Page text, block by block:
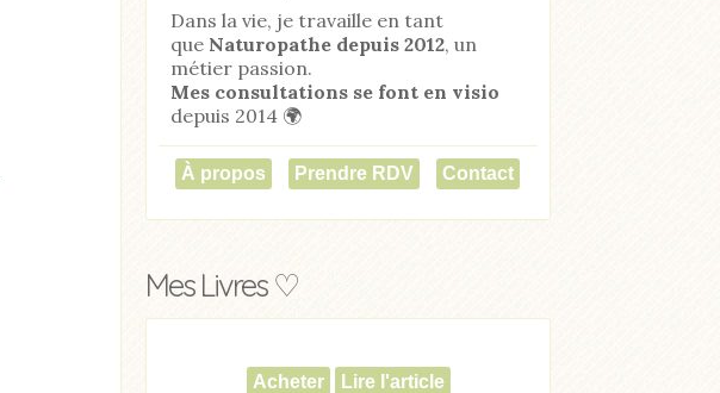
Dans la vie, je travaille en tant
que Naturopathe depuis 2012, un
métier passion.
Mes consultations se font en visio
depuis 2014 🌍
À propos Prendre RDV Contact
Mes Livres ♡